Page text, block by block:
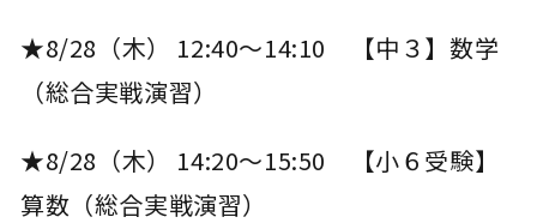
★8/28（木） 12:40～14:10 【中３】数学
（総合実戦演習）
★8/28（木） 14:20～15:50 【小６受験】
算数（総合実戦演習）